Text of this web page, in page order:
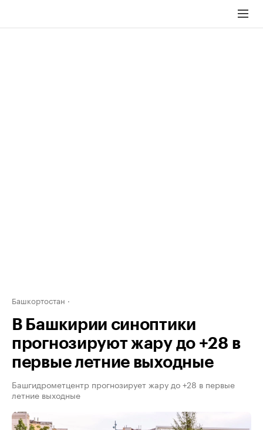
Башкортостан
В Башкирии синоптики
прогнозируют жару до +28 в
первые летние выходные
Башгидрометцентр прогнозирует жару до +28 в первые
летние выходные